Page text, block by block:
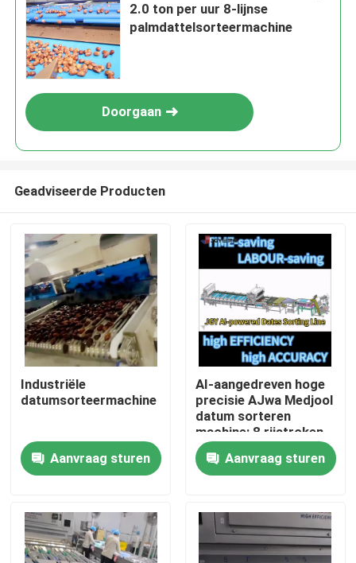
Huis
Videos
2.0 ton per uur 8-lijnse
palmdattelsorteermachine
Doorgaan
Geadviseerde Producten
Industriële
datumsorteermachine
Aanvraag sturen
AI-aangedreven hoge
precisie AJwa Medjool
datum sorteren
machine: 8 rijstroken
Capaciteit 2,6 ton per
uur 304SSAanvraag sturen